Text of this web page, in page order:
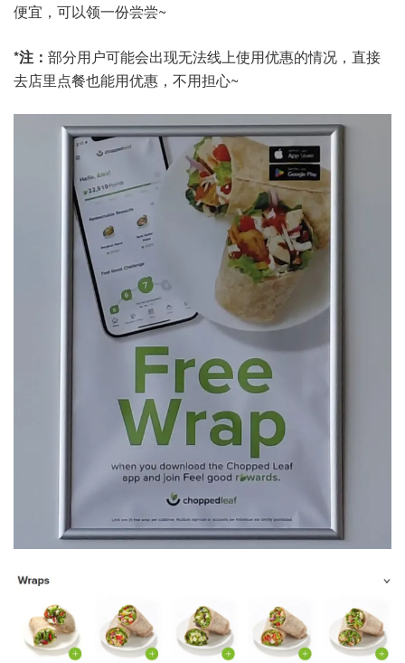
便宜，可以领一份尝尝~
*注： 部分用户可能会出现无法线上使用优惠的情况，直接
去店里点餐也能用优惠，不用担心~